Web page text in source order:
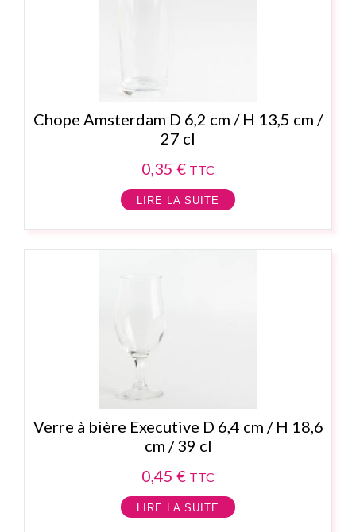
Chope Amsterdam D 6,2 cm / H 13,5 cm /
27 cl
0,35 € TTC
LIRE LA SUITE
Verre à bière Executive D 6,4 cm / H 18,6
cm / 39 cl
0,45 € TTC
LIRE LA SUITE